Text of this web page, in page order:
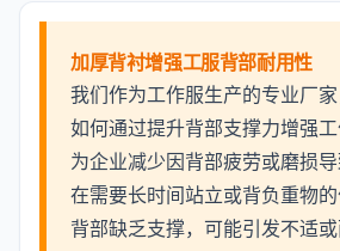
加厚背衬增强工服背部耐用性
我们作为工作服生产的专业厂
如何通过提升背部支撑力增强工
为企业减少因背部疲劳或磨损导
在需要长时间站立或背负重物
背部缺乏支撑，可能引发不适